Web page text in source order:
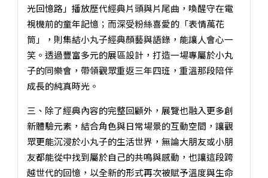
光回憶路」播放歷代經典片頭與片尾曲，喚醒守在電
視機前的童年記憶；而深受粉絲喜愛的「表情萬花
筒」，則集結小丸子經典顏藝與語錄，能讓人會心一
笑。透過豐富多元的展區設計，打造一場專屬於小丸
子的同樂會，帶領觀眾重返三年四班，重溫那段陪伴
成長的純真時光。
三、除了經典內容的完整回顧外，展覽也融入更多創
新體驗元素，結合角色與日常場景的互動空間，讓觀
眾更能沉浸於小丸子的生活世界，無論大朋友或小朋
友都能從中找到屬於自己的共鳴與感動，也讓這段跨
越世代的回憶，以全新的形式再次被賦予溫度與生命